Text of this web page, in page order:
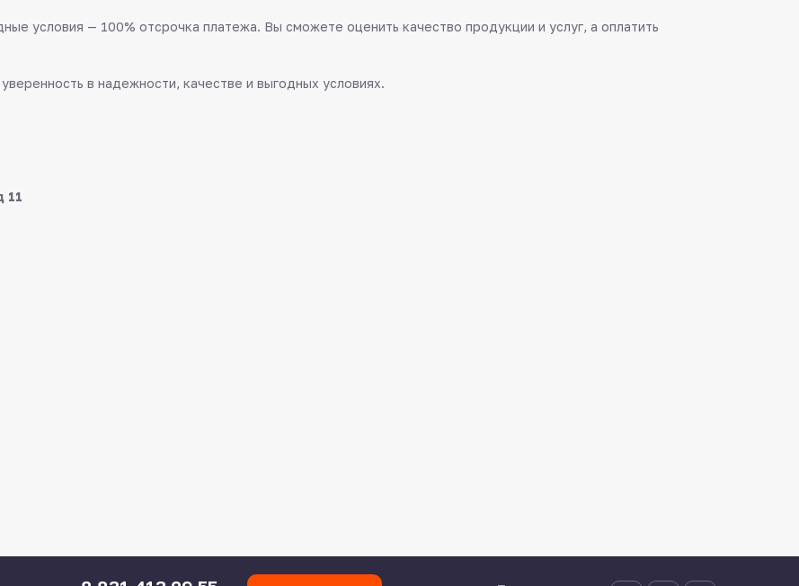
условия — 100% отсрочка платежа. Вы сможете оценить качество продукции и услуг, а оплатить
в надежности, качестве и выгодных условиях.
11